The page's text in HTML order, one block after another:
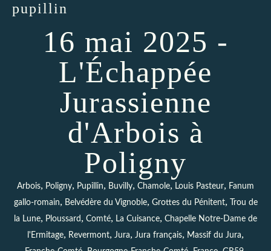
pupillin
16 mai 2025 -
L'Échappée
Jurassienne
d'Arbois à
Poligny
Arbois, Poligny, Pupillin, Buvilly, Chamole, Louis Pasteur, Fanum
gallo-romain, Belvédère du Vignoble, Grottes du Pénitent,
Trou de
la Lune, Ploussard , Comté, La Cuisance, Chapelle Notre-Dame de
l'Ermitage, Revermont, Jura, Jura français, Massif du Jura,